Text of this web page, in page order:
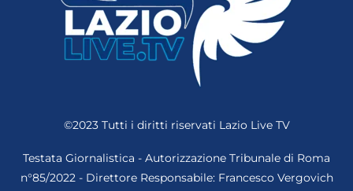
©2023 Tutti i diritti riservati Lazio Live TV
Testata Giornalistica - Autorizzazione Tribunale di Roma
n°85/2022 - Direttore Responsabile: Francesco Vergovich